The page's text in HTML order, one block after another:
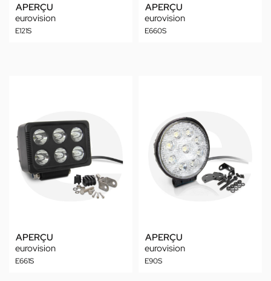
APERÇU
eurovision
E121S
APERÇU
eurovision
E660S
APERÇU
eurovision
E661S
APERÇU
eurovision
E90S